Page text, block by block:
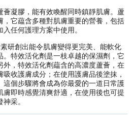
凝膠，能有效喚醒同時鎮靜肌膚。蘆
，它藴含多種對肌膚重要的營養，包括
任何護理方案中使用。
研創出能令肌膚變得更完美、能軟化
。特效活化劑是一枝卓越的保濕劑，它
外，特效活化劑藴含的高濃度蘆薈，在
收護膚成分；在使用護膚品後塗抹，
這個步驟將會成為你最愛的一道日常護
膚即時感覺清爽舒適，在使用後也可提
采。